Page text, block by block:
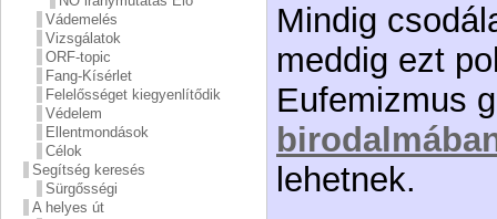
Vádemelés
Vizsgálatok
ORF-topic
Fang-Kísérlet
Felelősséget kiegyenlítődik
Védelem
Ellentmondások
Célok
Segítség keresés
Sürgősségi
A helyes út
Mindig
meddig ezt
Eufemizmus
lehetnek.